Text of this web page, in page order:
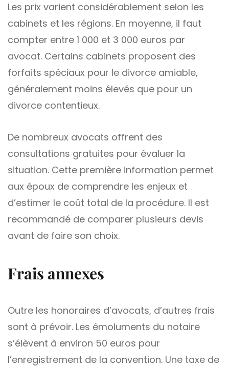
Les prix varient considérablement selon les
cabinets et les régions. En moyenne, il faut
compter entre 1 000 et 3 000 euros par
avocat. Certains cabinets proposent des
forfaits spéciaux pour le divorce amiable,
généralement moins élevés que pour un
divorce contentieux.
De nombreux avocats offrent des
consultations gratuites pour évaluer la
situation. Cette première information permet
aux époux de comprendre les enjeux et
d’estimer le coût total de la procédure. Il est
recommandé de comparer plusieurs devis
avant de faire son choix.
Frais annexes
Outre les honoraires d’avocats, d’autres frais
sont à prévoir. Les émoluments du notaire
s’élèvent à environ 50 euros pour
l’enregistrement de la convention. Une taxe de